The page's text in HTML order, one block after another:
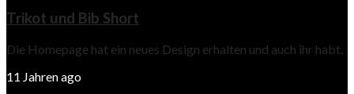
Trikot und Bib Short
Die Homepage hat ein neues Design erhalten und auch ihr habt.
11 Jahren ago